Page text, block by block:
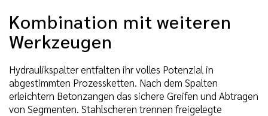
Kombination mit weiteren
Werkzeugen
Hydraulikspalter entfalten ihr volles Potenzial in
abgestimmten Prozessketten. Nach dem Spalten
erleichtern Betonzangen das sichere Greifen und Abtragen
von Segmenten. Stahlscheren trennen freigelegte